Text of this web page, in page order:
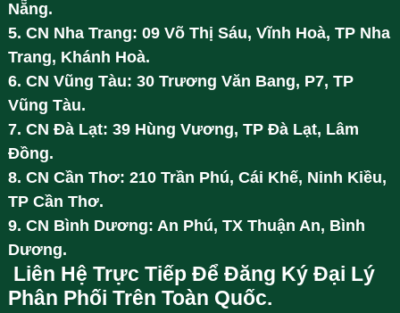
Nẵng.
5. CN Nha Trang: 09 Võ Thị Sáu, Vĩnh Hoà, TP Nha
Trang, Khánh Hoà.
6. CN Vũng Tàu: 30 Trương Văn Bang, P7, TP
Vũng Tàu.
7. CN Đà Lạt: 39 Hùng Vương, TP Đà Lạt, Lâm
Đồng.
8. CN Cần Thơ: 210 Trần Phú, Cái Khế, Ninh Kiều,
TP Cần Thơ.
9. CN Bình Dương: An Phú, TX Thuận An, Bình
Dương.
Liên Hệ Trực Tiếp Để Đăng Ký Đại Lý
Phân Phối Trên Toàn Quốc.